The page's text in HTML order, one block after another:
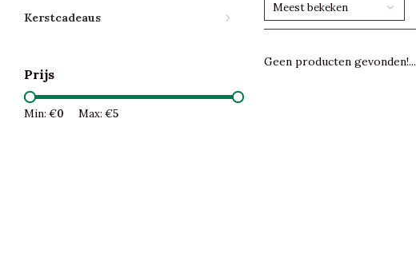
Kerstcadeaus
Prijs
Min: €0 Max: €5
Meest bekeken
Geen producten gevonden!...